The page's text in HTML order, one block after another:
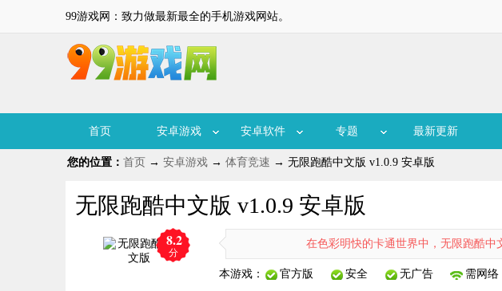
99游戏网：致力做最新最全的手机游戏网站。
首页 安卓游戏 安卓软件 专题 最新更新
您的位置： 首页 → 安卓游戏 → 体育竞速 → 无限跑酷中文版 v1.0.9 安卓版
无限跑酷中文版 v1.0.9 安卓版
8.2
分
在色彩明快的卡通世界中，无限跑酷中文
本游戏： 官方版 安全 无广告
需网络